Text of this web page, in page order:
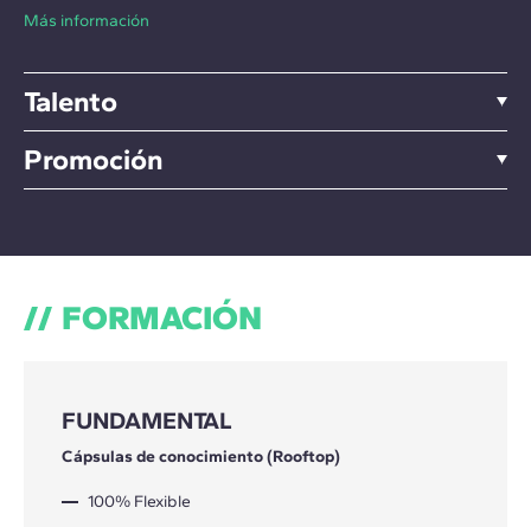
Más información
Talento
Promoción
FORMACIÓN
FUNDAMENTAL
Cápsulas de conocimiento (Rooftop)
100% Flexible